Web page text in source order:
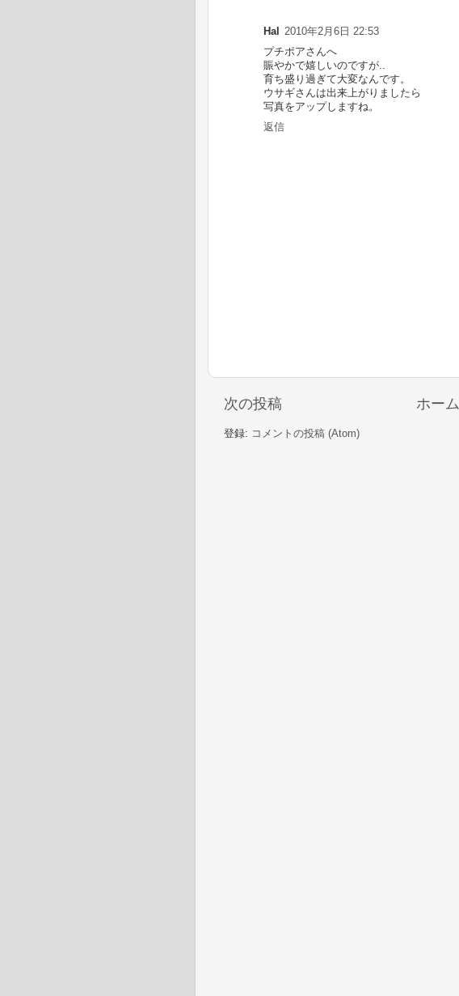
Hal
2010年2月6日 22:53
プチポアさんへ
賑やかで嬉しいのですが..
育ち盛り過ぎて大変なんです。
ウサギさんは出来上がりましたら
写真をアップしますね。
返信
次の投稿 ホーム
登録: コメントの投稿 (Atom)